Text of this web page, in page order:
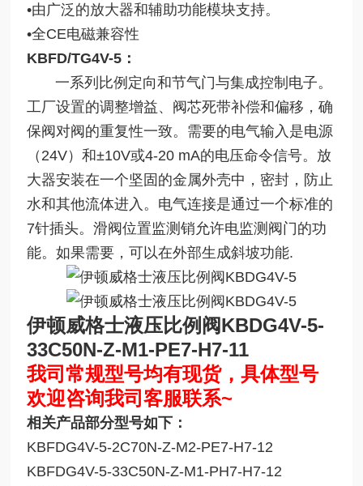
•由广泛的放大器和辅助功能模块支持。
•全CE电磁兼容性
KBFD/TG4V-5：
一系列比例定向和节气门与集成控制电子。
工厂设置的调整增益、阀芯死带补偿和偏移，确
保阀对阀的重复性一致。需要的电气输入是电源
（24V）和±10V或4-20 mA的电压命令信号。放
大器安装在一个坚固的金属外壳中，密封，防止
水和其他流体进入。电气连接是通过一个标准的
7针插头。滑阀位置监测销允许电监测阀门的功
能。如果需要，可以在外部生成斜坡功能.
伊顿威格士液压比例阀KBDG4V-5-
33C50N-Z-M1-PE7-H7-11
我司常规型号均有现货，具体型号
欢迎咨询我司客服联系~
相关产品部分型号如下：
KBFDG4V-5-2C70N-Z-M2-PE7-H7-12
KBFDG4V-5-33C50N-Z-M1-PH7-H7-12